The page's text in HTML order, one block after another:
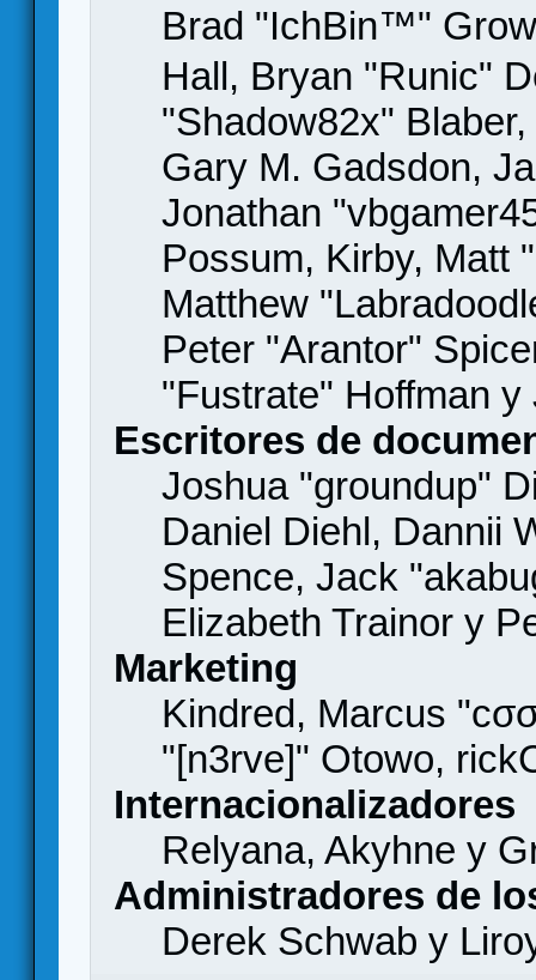
Brad "IchBin™"
Hall, Bryan "Runic"
"Shadow82x"
Gary M. Gadsdon,
Jonathan
Possum, Kirby, Matt
Matthew
Peter "Arantor"
"Fustrate" Hoffman
Escritores de
Joshua "groundup"
Daniel Diehl, Dannii
Spence, Jack
Elizabeth Trainor y
Marketing
Kindred, Marcus
"[n3rve]" Otowo,
Internacionalizadores
Relyana, Akyhne y
Administradores de
Derek Schwab y